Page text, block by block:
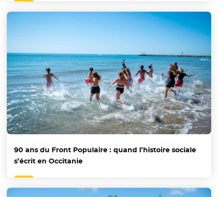
90 ans du Front Populaire : quand l’histoire sociale
s’écrit en Occitanie